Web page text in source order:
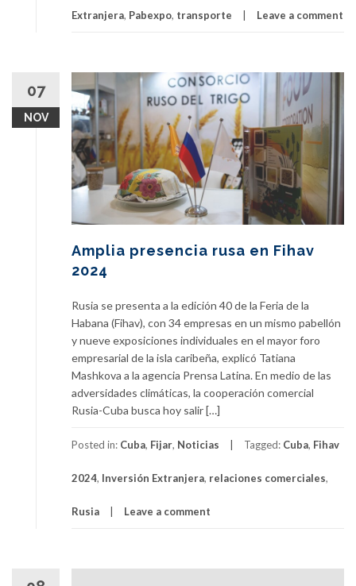
Extranjera, Pabexpo, transporte Leave a comment
07
NOV
Amplia presencia rusa en Fihav
2024
Rusia se presenta a la edición 40 de la Feria de la
Habana (Fihav), con 34 empresas en un mismo pabellón
y nueve exposiciones individuales en el mayor foro
empresarial de la isla caribeña, explicó Tatiana
Mashkova a la agencia Prensa Latina. En medio de las
adversidades climáticas, la cooperación comercial
Rusia-Cuba busca hoy salir […]
Posted in: Cuba, Fijar, Noticias Tagged: Cuba, Fihav
2024, Inversión Extranjera, relaciones comerciales,
Rusia Leave a comment